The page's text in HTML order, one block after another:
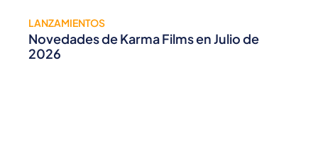
LANZAMIENTOS
Novedades de Karma Films en Julio de
2026